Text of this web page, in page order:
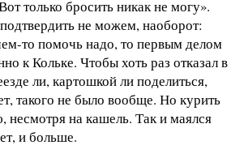
только бросить никак не могу».
не можем, наоборот:
то помочь надо, то первым делом
к Кольке. Чтобы хоть раз отказал в
ли, картошкой ли поделиться,
такого не было вообще. Но курить
несмотря на кашель. Так и маялся
и больше.